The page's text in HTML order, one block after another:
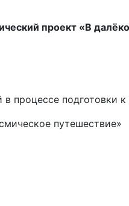
проект «В
процессе
путешествие»